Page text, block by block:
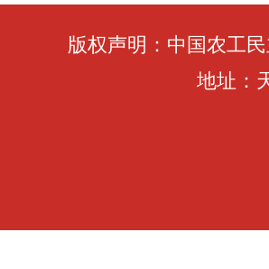
版权声明：中国农工
地址：